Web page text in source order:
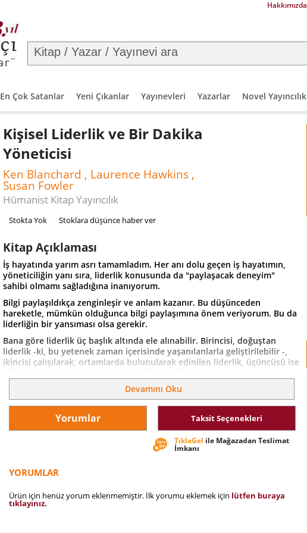
Hakkımızda
En Çok Satanlar Yeni Çıkanlar Yayınevleri Yazarlar Novel Yayıncılık
Kişisel Liderlik ve Bir Dakika
Yöneticisi
Ken Blanchard , Laurence Hawkins ,
Susan Fowler
Hümanist Kitap Yayıncılık
Stokta Yok Stoklara düşünce haber ver
Kitap Açıklaması
İş hayatında yarım asrı tamamladım. Her anı dolu geçen iş hayatımın,
yöneticiliğin yanı sıra, liderlik konusunda da "paylaşacak deneyim"
sahibi olmamı sağladığına inanıyorum.
Bilgi paylaşıldıkça zenginleşir ve anlam kazanır. Bu düşünceden
hareketle, mümkün olduğunca bilgi paylaşımına önem veriyorum. Bu da
liderliğin bir yansıması olsa gerekir.
Bana göre liderlik üç başlık altında ele alınabilir. Birincisi, doğuştan
liderlik -ki, bu yetenek zaman içerisinde yaşanılanlarla geliştirilebilir -,
ikincisi çalışılarak, ortamlarda bulunularak edinilen liderlik, üçüncüsü ise
Liderin vasıfları içerisinde bana göre çok önemli bir konu var. Lider
mütevazı olmalı ve iş ortamında kızdığı kişinin yeri geldiğinde gönlünü
Lider kararlı hareket etmeli, pratik zekası bulunmalı. Ne yapacağını
bilen, pratik zekası ile de çözümün kaynağı olmalı.
Çok sık yöneltilen bir soruya değinmek istiyorum. İyi bir lider, iyi bir
noktada iyi yöneticiler devreye girer ve liderin liderlik vasıflarından
sağlarlar.
Devamını Oku
Yorumlar Taksit Seçenekleri
TıklaGel ile Mağazadan Teslimat
İmkanı
YORUMLAR
Ürün için henüz yorum eklenmemiştir. İlk yorumu eklemek için lütfen buraya
tıklayınız.